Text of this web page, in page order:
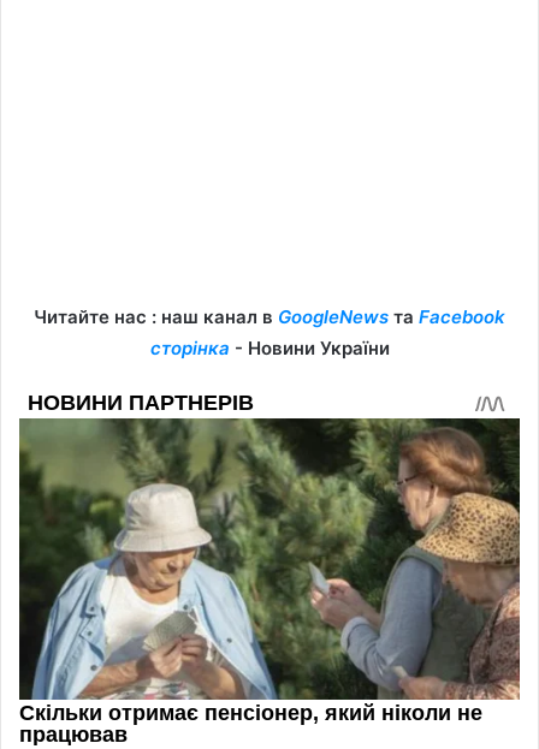
Читайте нас : наш канал в GoogleNews та Facebook
сторінка - Новини України